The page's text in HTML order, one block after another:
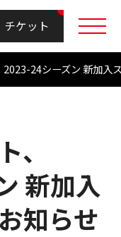
チケット
24シーズン 新加入
、
新加入
知らせ